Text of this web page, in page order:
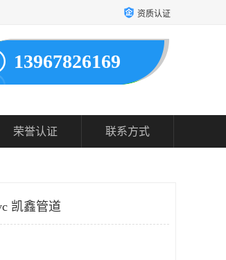
资质认证
13967826169
荣誉认证 联系方式
凯鑫管道